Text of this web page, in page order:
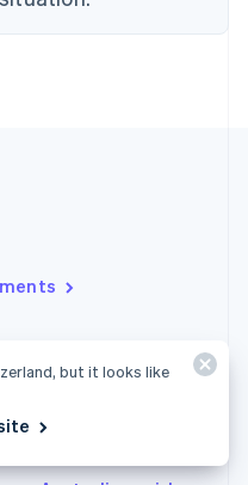
ils achètent et
boutique
Bas : formes
but it looks like